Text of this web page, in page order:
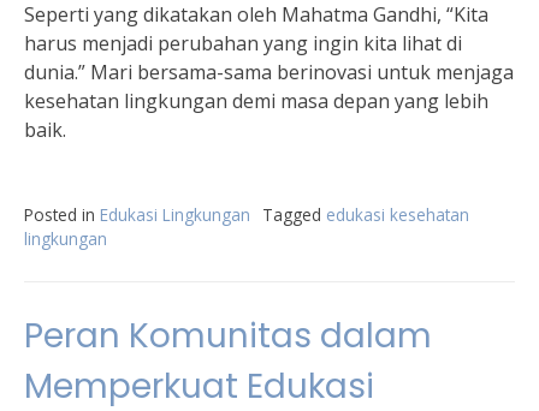
Seperti yang dikatakan oleh Mahatma Gandhi, “Kita
harus menjadi perubahan yang ingin kita lihat di
dunia.” Mari bersama-sama berinovasi untuk menjaga
kesehatan lingkungan demi masa depan yang lebih
baik.
Posted in Edukasi Lingkungan Tagged edukasi kesehatan
lingkungan
Peran Komunitas dalam
Memperkuat Edukasi